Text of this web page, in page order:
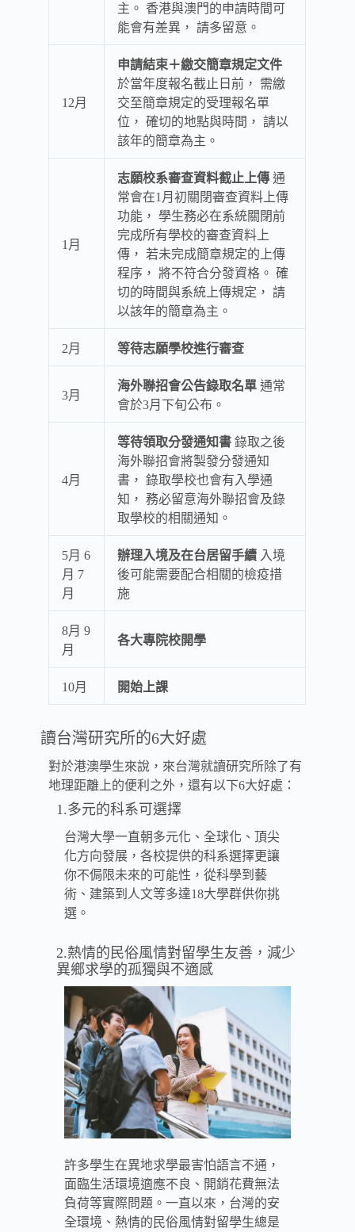
主。 香港與澳門的申請時間可
能會有差異， 請多留意。
12月
申請結束＋繳交簡章規定文件
於當年度報名截止日前， 需繳
交至簡章規定的受理報名單
位， 確切的地點與時間， 請以
該年的簡章為主。
1月
志願校系審查資料截止上傳通
常會在1月初關閉審查資料上傳
功能， 學生務必在系統關閉前
完成所有學校的審查資料上
傳， 若未完成簡章規定的上傳
程序， 將不符合分發資格。 確
切的時間與系統上傳規定， 請
以該年的簡章為主。
2月 等待志願學校進行審查
3月
海外聯招會公告錄取名單通常
會於3月下旬公布。
4月
等待領取分發通知書錄取之後
海外聯招會將製發分發通知
書， 錄取學校也會有入學通
知， 務必留意海外聯招會及錄
取學校的相關通知。
5月 6
月 7
月
辦理入境及在台居留手續 入境
後可能需要配合相關的檢疫措
施
8月 9
月
各大專院校開學
10月 開始上課
讀台灣研究所的6大好處
對於港澳學生來說，來台灣就讀研究所除了有
地理距離上的便利之外，還有以下6大好處：
1.多元的科系可選擇
台灣大學一直朝多元化、全球化、頂尖
化方向發展，各校提供的科系選擇更讓
你不侷限未來的可能性，從科學到藝
術、建築到人文等多達18大學群供你挑
選。
2.熱情的民俗風情對留學生友善，減少
異鄉求學的孤獨與不適感
許多學生在異地求學最害怕語言不通，
面臨生活環境適應不良、開銷花費無法
負荷等實際問題。一直以來，台灣的安
全環境、熱情的民俗風情對留學生總是